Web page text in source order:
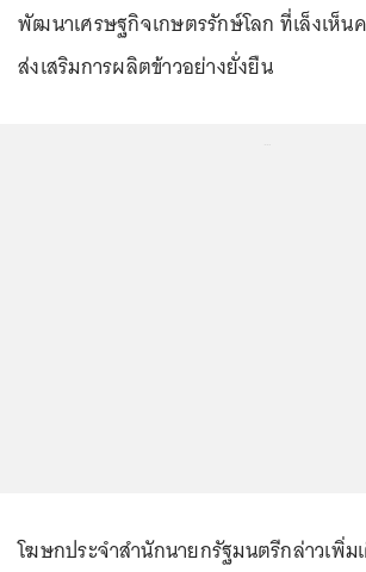
พัฒนาเศรษฐกิจเกษตรรักษ์โลก ที่เล็งเห็น
ส่งเสริมการผลิตข้าวอย่างยั่งยืน
โฆษกประจำสำนักนายกรัฐมนตรีกล่าวเพิ่ม